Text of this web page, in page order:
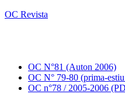
OC Revista
OC N°81 (Auton 2006)
OC N° 79-80 (prima-
OC n°78 / 2005-2006